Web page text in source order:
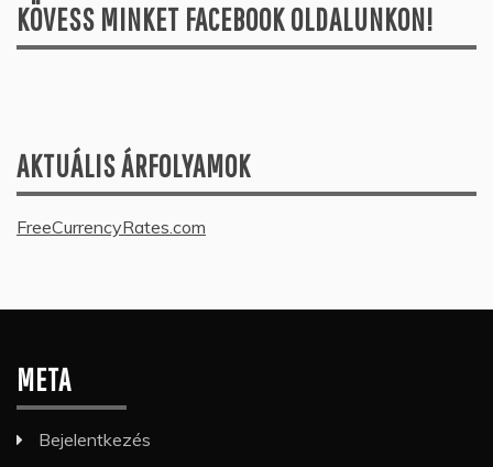
KÖVESS MINKET FACEBOOK OLDALUNKON!
AKTUÁLIS ÁRFOLYAMOK
FreeCurrencyRates.com
META
Bejelentkezés